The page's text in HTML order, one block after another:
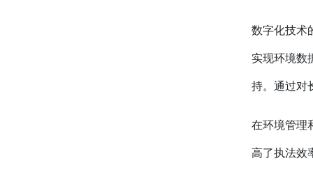
数字化技术
实现环境数
持。通过对
在环境管理
高了执法效